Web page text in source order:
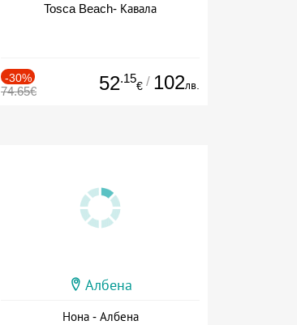
Tosca Beach- Кавала
-30%
74.65€ 52.15
€ / 102лв.
Албена
Нона - Албена